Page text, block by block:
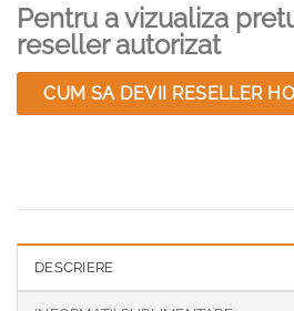
Pentru a vizualiza
reseller autorizat
CUM SA DEVII RESELLER
DESCRIERE